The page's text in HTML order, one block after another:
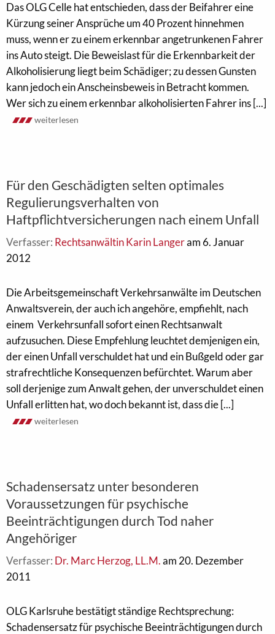
Das OLG Celle hat entschieden, dass der Beifahrer eine
Kürzung seiner Ansprüche um 40 Prozent hinnehmen
muss, wenn er zu einem erkennbar angetrunkenen Fahrer
ins Auto steigt. Die Beweislast für die Erkennbarkeit der
Alkoholisierung liegt beim Schädiger; zu dessen Gunsten
kann jedoch ein Anscheinsbeweis in Betracht kommen.
Wer sich zu einem erkennbar alkoholisierten Fahrer ins [...]
weiterlesen
Für den Geschädigten selten optimales
Regulierungsverhalten von
Haftpflichtversicherungen nach einem Unfall
Verfasser: Rechtsanwältin Karin Langeram 6. Januar
2012
Die Arbeitsgemeinschaft Verkehrsanwälte im Deutschen
Anwaltsverein, der auch ich angehöre, empfiehlt, nach
einem Verkehrsunfall sofort einen Rechtsanwalt
aufzusuchen. Diese Empfehlung leuchtet demjenigen ein,
der einen Unfall verschuldet hat und ein Bußgeld oder gar
strafrechtliche Konsequenzen befürchtet. Warum aber
soll derjenige zum Anwalt gehen, der unverschuldet einen
Unfall erlitten hat, wo doch bekannt ist, dass die [...]
weiterlesen
Schadensersatz unter besonderen
Voraussetzungen für psychische
Beeinträchtigungen durch Tod naher
Angehöriger
Verfasser: Dr. Marc Herzog, LL.M.am 20. Dezember
2011
OLG Karlsruhe bestätigt ständige Rechtsprechung:
Schadensersatz für psychische Beeinträchtigungen durch